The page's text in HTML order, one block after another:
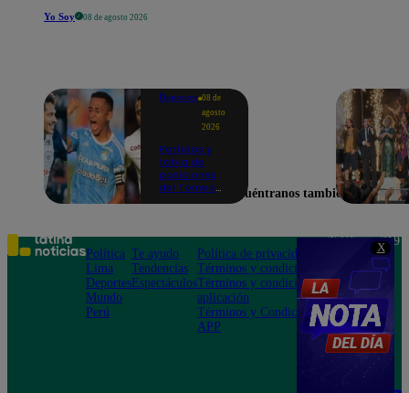
X
Yo Soy 08 de agosto 2026
Deportes 08 de
agosto
2026
Partidos y
tabla de
posiciones
del Torneo
en la fecha 4
Encuéntranos también en
Política
Lima
Deportes
Mundo
Perú
Te ayudo
Tendencias
Espectáculos
Política de privacidad
Términos y condiciones
Términos y condiciones
aplicación
Términos y Condiciones
APP
Teléfono: 219
Av. San
Felipe 968
Jesús María